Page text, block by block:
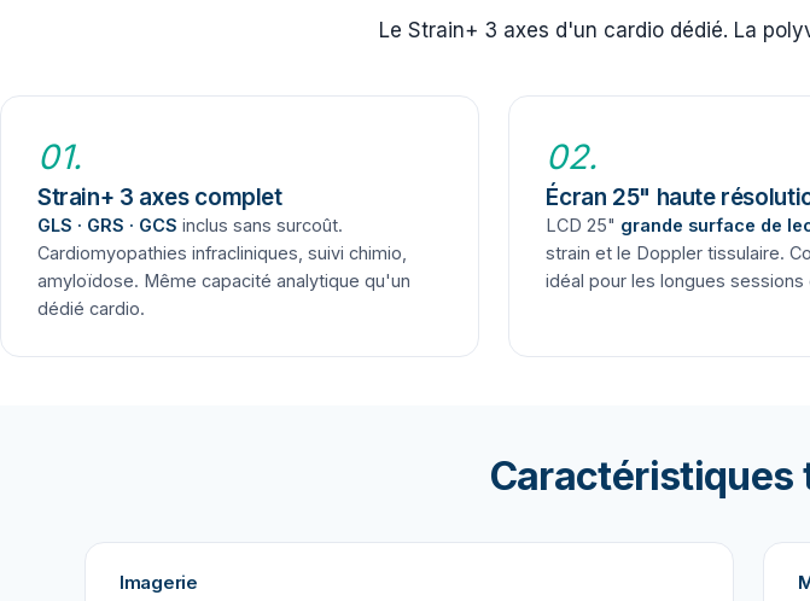
Le Strain+ 3 axes d'un cardio dédié. La
01.
Strain+ 3 axes complet
GLS · GRS · GCS inclus sans surcoût.
Cardiomyopathies infracliniques, suivi chimio,
amyloïdose. Même capacité analytique qu'un
dédié cardio.
02.
Écran 25" haute
LCD 25" grande surface de
strain et le Doppler tissulaire.
idéal pour les longues sessions
Caractéristiques
Imagerie